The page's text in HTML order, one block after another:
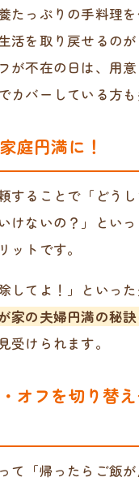
たっぷりの手料理
活を取り戻せるの
不在の日は、用意
カバーしている方も
庭円満に！
することで「どう
けないの？」とい
ットです。
してよ！」といっ
家の夫婦円満の秘
受けられます。
オフを切り替
て「帰ったらご飯